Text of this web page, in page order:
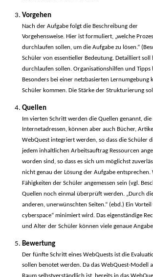
Vorgehen
Nach der Aufgabe folgt die Beschreibung der
Vorgehensweise. Hier ist formuliert, „welche
durchlaufen sollen, um die Aufgabe zu lösen.“
Schüler von essentieller Bedeutung. Detailliert
durchlaufen sollen. Organisationshilfen und
Besonders bei einer netzbasierten
Schüler kommen. Die Stärke der Strukturierung
Quellen
Im vierten Schritt werden die Quellen genannt,
Internetadressen, können aber auch Bücher,
WebQuest integriert werden, so dass die Schüler
jedem inhaltlichen Arbeitsauftrag Ressourcen
worden sind, so dass es sich um möglichst
nicht genau der Lösung der Aufgabe
Fähigkeiten der Schüler angemessen sein (vgl.
Quellen noch einmal überprüft werden. „Durch
anderen, unerwünschten Seiten.“ (ebd.) Ein
cyberspace“ minimiert wird. Das eigenständige
und Alter der Schüler können viele genaue
Bewertung
Der fünfte Schritt eines WebQuests ist die
sollen benotet werden. Da das WebQuest-Modell